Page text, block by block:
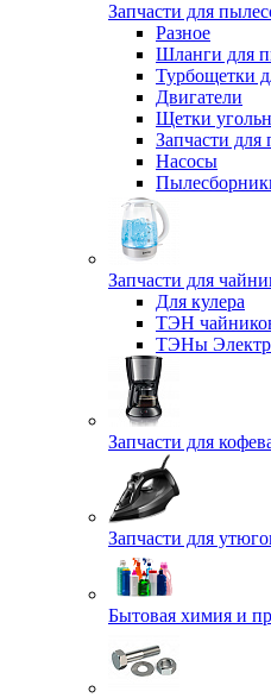
Запчасти для
Разное
Шланги для
Турбощетки
Двигатели
Щетки
Запчасти для
Насосы
Запчасти для
Для кулера
ТЭН
ТЭНы
Запчасти для
Запчасти для
Бытовая химия и